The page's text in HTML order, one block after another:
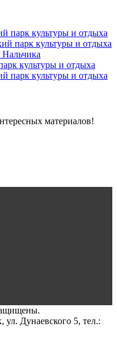
парк культуры и отдыха
парк культуры и отдыха
культуры и отдыха
парк культуры и отдыха
материалов!
ул. Дунаевского 5, тел.: